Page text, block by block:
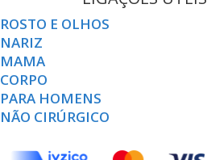
ROSTO E OLHOS
NARIZ
MAMA
CORPO
PARA HOMENS
NÃO CIRÚRGICO